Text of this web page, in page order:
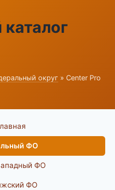
округ » Center Pro
ФО
ФО
ФО